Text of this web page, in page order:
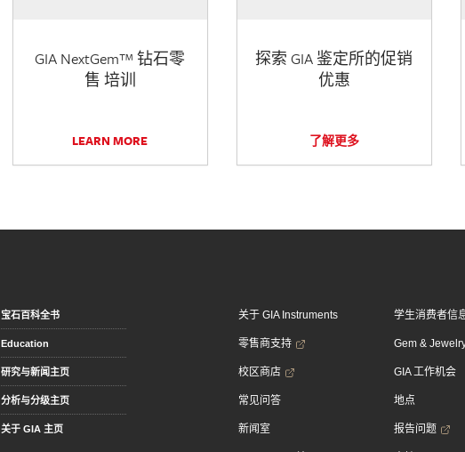
GIA NextGem™ 钻石零
售 培训
LEARN MORE
探索 GIA 鉴定所的促销
优惠
了解更多
宝石百科全书
Education
研究与新闻主页
分析与分级主页
关于 GIA 主页
关于 GIA Instruments
零售商支持
校区商店
常见问答
新闻室
学生消费者信
Gem &
GIA 工作机会
地点
报告问题